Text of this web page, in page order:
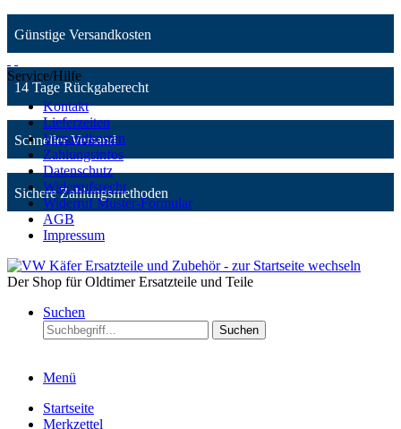
Günstige Versandkosten
14 Tage Rückgaberecht
Schneller Versand
Sichere Zahlungsmethoden
Service/Hilfe
Kontakt
Lieferzeiten
Versandkosten
Zahlungsinfos
Datenschutz
Widerrufsrecht
Widerruf Muster-Formular
AGB
Impressum
Der Shop für Oldtimer Ersatzteile und Teile
Suchen
Suchen
Menü
Startseite
Merkzettel